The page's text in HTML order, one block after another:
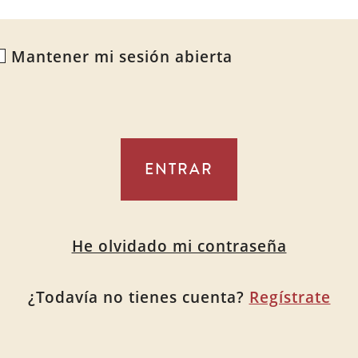
Mantener mi sesión abierta
He olvidado mi contraseña
¿Todavía no tienes cuenta? Regístrate